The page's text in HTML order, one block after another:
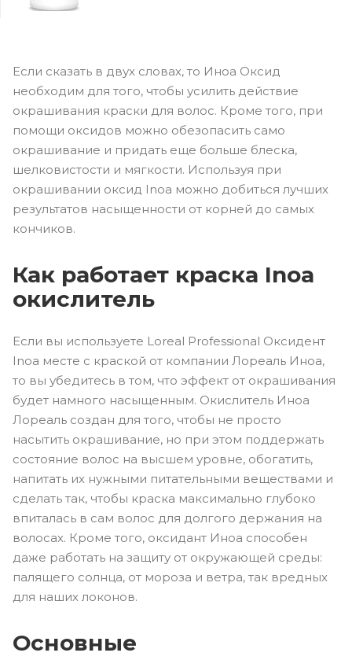
Если сказать в двух словах, то Иноа Оксид
необходим для того, чтобы усилить действие
окрашивания краски для волос. Кроме того, при
помощи оксидов можно обезопасить само
окрашивание и придать еще больше блеска,
шелковистости и мягкости. Используя при
окрашивании оксид Inoa можно добиться лучших
результатов насыщенности от корней до самых
кончиков.
Как работает краска Inoa
окислитель
Если вы используете Loreal Professional Оксидент
Inoa месте с краской от компании Лореаль Иноа,
то вы убедитесь в том, что эффект от окрашивания
будет намного насыщенным. Окислитель Иноа
Лореаль создан для того, чтобы не просто
насытить окрашивание, но при этом поддержать
состояние волос на высшем уровне, обогатить,
напитать их нужными питательными веществами и
сделать так, чтобы краска максимально глубоко
впиталась в сам волос для долгого держания на
волосах. Кроме того, оксидант Иноа способен
даже работать на защиту от окружающей среды:
палящего солнца, от мороза и ветра, так вредных
для наших локонов.
Основные